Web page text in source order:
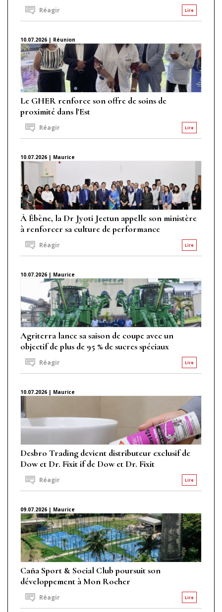
Lire
Réagir
10.07.2026 | Réunion
Le GHER renforce son offre de soins de
proximité dans l'Est
Lire
Réagir
10.07.2026 | Maurice
À Ébène, la Dr Jyoti Jeetun appelle son ministère
à renforcer sa culture de performance
Lire
Réagir
10.07.2026 | Maurice
Agriterra lance sa saison de coupe avec un
objectif de plus de 95 % de sucres spéciaux
Lire
Réagir
10.07.2026 | Maurice
Desbro Trading devient distributeur exclusif de
Dow et Dr. Fixit if de Dow et Dr. Fixit
Lire
Réagir
09.07.2026 | Maurice
Caña Sport & Social Club poursuit son
développement à Mon Rocher
Lire
Réagir